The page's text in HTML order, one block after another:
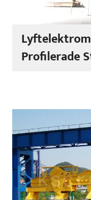
Profilerade